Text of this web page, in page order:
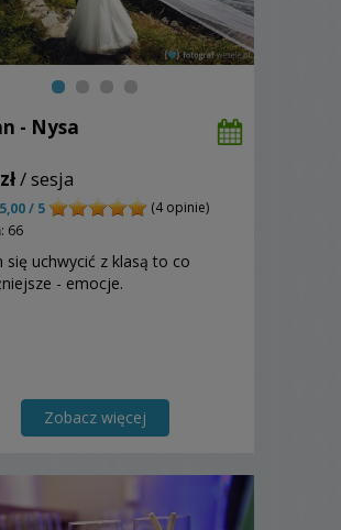
- Nysa
/ sesja
5,00 / 5
(4 opinie)
66
się uchwycić z klasą to co
- emocje.
Zobacz więcej